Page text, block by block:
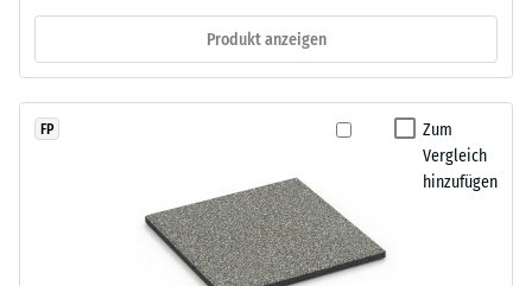
Produkt anzeigen
Zum
Vergleich
hinzufügen
FP